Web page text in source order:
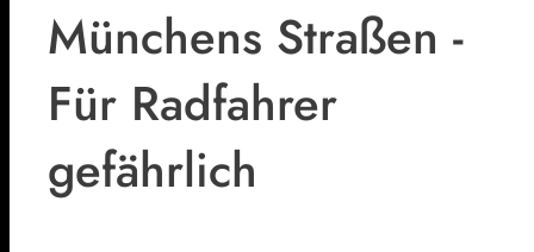
Münchens Straßen -
Für Radfahrer
gefährlich